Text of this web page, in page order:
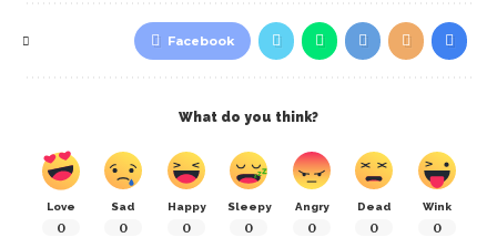
Facebook
What do you think?
Love
0
Sad
0
Happy
0
Sleepy
0
Angry
0
Dead
0
Wink
0